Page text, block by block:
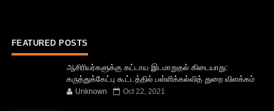
FEATURED POSTS
ஆசிரியர்களுக்கு கட்டாய இடமாறுதல் கிடையாது:
கருத்துக்கேட்பு கூட்டத்தில் பள்ளிக்கல்வித் துறை விளக்கம்
Unknown Oct 22, 2021